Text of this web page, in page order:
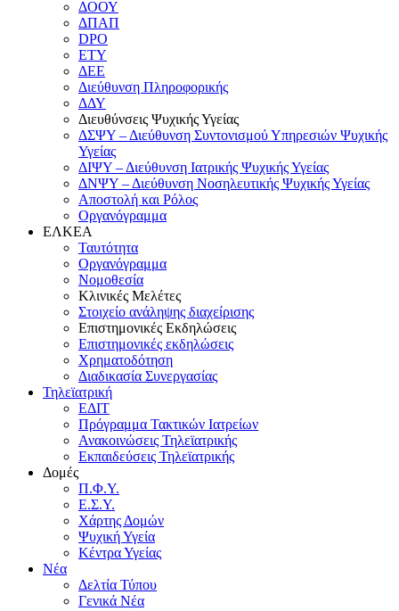
ΔΟΟΥ
ΔΠΑΠ
DPO
ΕΤΥ
ΔΕΕ
Διεύθυνση Πληροφορικής
ΔΔΥ
Διευθύνσεις Ψυχικής Υγείας
ΔΣΨΥ – Διεύθυνση Συντονισμού Υπηρεσιών Ψυχικής
Υγείας
ΔΙΨΥ – Διεύθυνση Ιατρικής Ψυχικής Υγείας
ΔΝΨΥ – Διεύθυνση Νοσηλευτικής Ψυχικής Υγείας
Αποστολή και Ρόλος
Οργανόγραμμα
ΕΛΚΕΑ
Ταυτότητα
Οργανόγραμμα
Νομοθεσία
Κλινικές Μελέτες
Στοιχείο ανάληψης διαχείρισης
Επιστημονικές Εκδηλώσεις
Επιστημονικές εκδηλώσεις
Χρηματοδότηση
Διαδικασία Συνεργασίας
Τηλεϊατρική
ΕΔΙΤ
Πρόγραμμα Τακτικών Ιατρείων
Ανακοινώσεις Τηλεϊατρικής
Εκπαιδεύσεις Τηλεϊατρικής
Δομές
Π.Φ.Υ.
Ε.Σ.Υ.
Χάρτης Δομών
Ψυχική Υγεία
Κέντρα Υγείας
Νέα
Δελτία Τύπου
Γενικά Νέα